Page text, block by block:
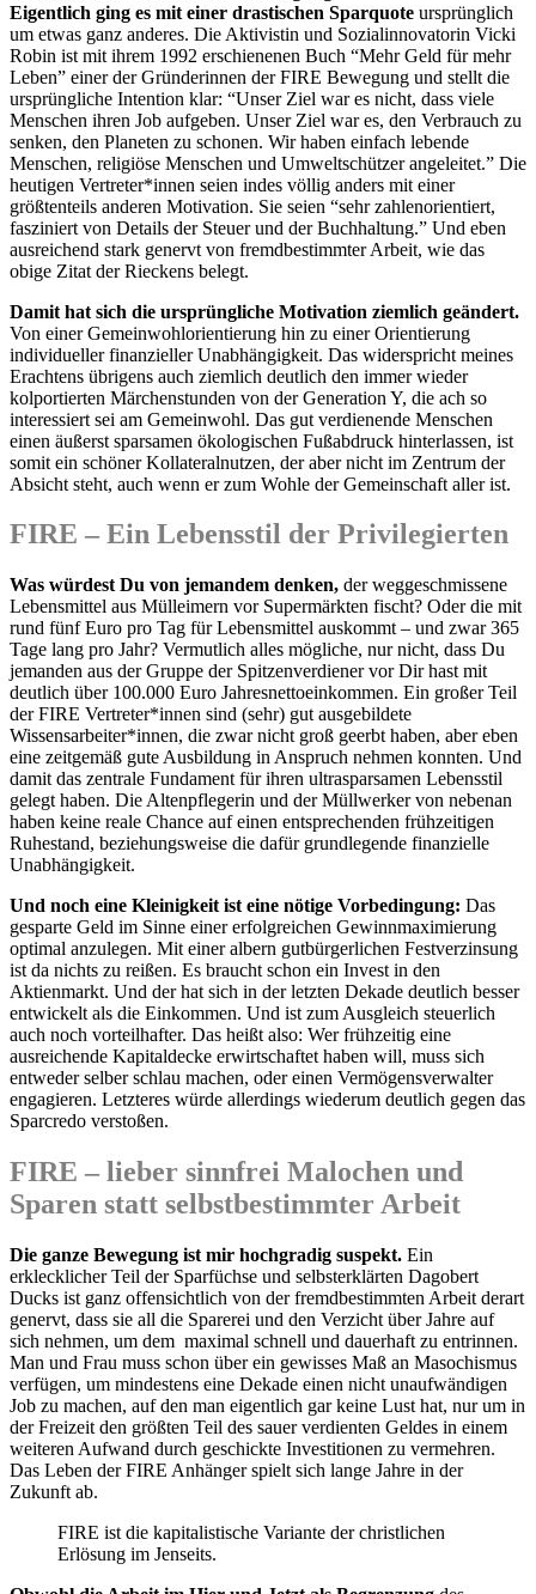
Eigentlich ging es mit einer drastischen Sparquote ursprünglich
um etwas ganz anderes. Die Aktivistin und Sozialinnovatorin Vicki
Robin ist mit ihrem 1992 erschienenen Buch “Mehr Geld für mehr
Leben” einer der Gründerinnen der FIRE Bewegung und stellt die
ursprüngliche Intention klar: “Unser Ziel war es nicht, dass viele
Menschen ihren Job aufgeben. Unser Ziel war es, den Verbrauch zu
senken, den Planeten zu schonen. Wir haben einfach lebende
Menschen, religiöse Menschen und Umweltschützer angeleitet.” Die
heutigen Vertreter*innen seien indes völlig anders mit einer
größtenteils anderen Motivation. Sie seien “sehr zahlenorientiert,
fasziniert von Details der Steuer und der Buchhaltung.” Und eben
ausreichend stark genervt von fremdbestimmter Arbeit, wie das
obige Zitat der Rieckens belegt.
Damit hat sich die ursprüngliche Motivation ziemlich geändert.
Von einer Gemeinwohlorientierung hin zu einer Orientierung
individueller finanzieller Unabhängigkeit. Das widerspricht meines
Erachtens übrigens auch ziemlich deutlich den immer wieder
kolportierten Märchenstunden von der Generation Y, die ach so
interessiert sei am Gemeinwohl. Das gut verdienende Menschen
einen äußerst sparsamen ökologischen Fußabdruck hinterlassen, ist
somit ein schöner Kollateralnutzen, der aber nicht im Zentrum der
Absicht steht, auch wenn er zum Wohle der Gemeinschaft aller ist.
FIRE – Ein Lebensstil der Privilegierten
Was würdest Du von jemandem denken, der weggeschmissene
Lebensmittel aus Mülleimern vor Supermärkten fischt? Oder die mit
rund fünf Euro pro Tag für Lebensmittel auskommt – und zwar 365
Tage lang pro Jahr? Vermutlich alles mögliche, nur nicht, dass Du
jemanden aus der Gruppe der Spitzenverdiener vor Dir hast mit
deutlich über 100.000 Euro Jahresnettoeinkommen. Ein großer Teil
der FIRE Vertreter*innen sind (sehr) gut ausgebildete
Wissensarbeiter*innen, die zwar nicht groß geerbt haben, aber eben
eine zeitgemäß gute Ausbildung in Anspruch nehmen konnten. Und
damit das zentrale Fundament für ihren ultrasparsamen Lebensstil
gelegt haben. Die Altenpflegerin und der Müllwerker von nebenan
haben keine reale Chance auf einen entsprechenden frühzeitigen
Ruhestand, beziehungsweise die dafür grundlegende finanzielle
Unabhängigkeit.
Und noch eine Kleinigkeit ist eine nötige Vorbedingung: Das
gesparte Geld im Sinne einer erfolgreichen Gewinnmaximierung
optimal anzulegen. Mit einer albern gutbürgerlichen Festverzinsung
ist da nichts zu reißen. Es braucht schon ein Invest in den
Aktienmarkt. Und der hat sich in der letzten Dekade deutlich besser
entwickelt als die Einkommen. Und ist zum Ausgleich steuerlich
auch noch vorteilhafter. Das heißt also: Wer frühzeitig eine
ausreichende Kapitaldecke erwirtschaftet haben will, muss sich
entweder selber schlau machen, oder einen Vermögensverwalter
engagieren. Letzteres würde allerdings wiederum deutlich gegen das
Sparcredo verstoßen.
FIRE – lieber sinnfrei Malochen und
Sparen statt selbstbestimmter Arbeit
Die ganze Bewegung ist mir hochgradig suspekt. Ein
erklecklicher Teil der Sparfüchse und selbsterklärten Dagobert
Ducks ist ganz offensichtlich von der fremdbestimmten Arbeit derart
genervt, dass sie all die Sparerei und den Verzicht über Jahre auf
sich nehmen, um dem maximal schnell und dauerhaft zu entrinnen.
Man und Frau muss schon über ein gewisses Maß an Masochismus
verfügen, um mindestens eine Dekade einen nicht unaufwändigen
Job zu machen, auf den man eigentlich gar keine Lust hat, nur um in
der Freizeit den größten Teil des sauer verdienten Geldes in einem
weiteren Aufwand durch geschickte Investitionen zu vermehren.
Das Leben der FIRE Anhänger spielt sich lange Jahre in der
Zukunft ab.
FIRE ist die kapitalistische Variante der christlichen
Erlösung im Jenseits.